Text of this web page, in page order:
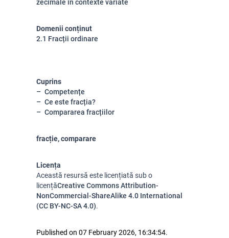
zecimale în contexte variate
Domenii conținut
2.1 Fracții ordinare
Cuprins
Competențe
Ce este fracția?
Compararea fracțiilor
fracție, comparare
Licența
Această resursă este licențiată sub o
licențăCreative Commons Attribution-
NonCommercial-ShareAlike 4.0 International
(CC BY-NC-SA 4.0).
Published on 07 February 2026, 16:34:54.